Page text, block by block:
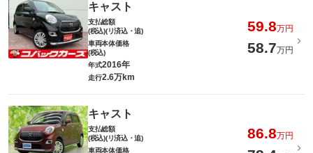
キャスト
支払総額
(税込)(リ済込・追)
59.8万円
車両本体価格
(税込)
58.7万円
年式2016年
走行2.6万km
キャスト
支払総額
(税込)(リ済込・追)
86.8万円
車両本体価格